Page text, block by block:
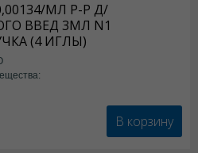
МЛ Р-Р Д/
ВВЕД 3МЛ N1
(4 ИГЛЫ)
В корзину